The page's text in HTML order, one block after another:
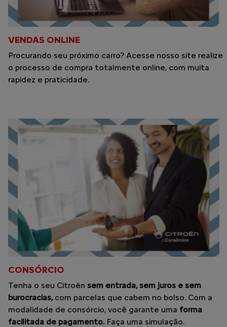
VENDAS ONLINE
Procurando seu próximo carro? Acesse nosso site realize
o processo de compra totalmente online, com muita
rapidez e praticidade.
CONSÓRCIO
Tenha o seu Citroën sem entrada, sem juros e sem
burocracias,com parcelas que cabem no bolso. Com a
modalidade de consórcio, você garante uma forma
facilitada de pagamento. Faça uma simulação.